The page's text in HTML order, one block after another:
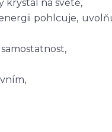
krystal na světě,
pohlcuje,